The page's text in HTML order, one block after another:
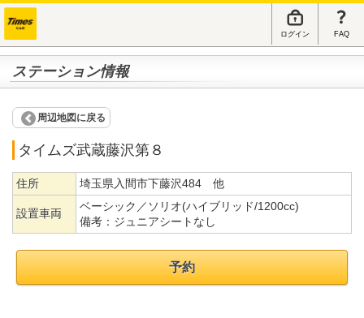
ログイン FAQ
ステーション情報
周辺地図に戻る
タイムズ武蔵藤沢第８
住所 埼玉県入間市下藤沢484 他
設置車両
ベーシック／ソリオ(ハイブリッド/1200cc)
備考： ジュニアシートなし
予約